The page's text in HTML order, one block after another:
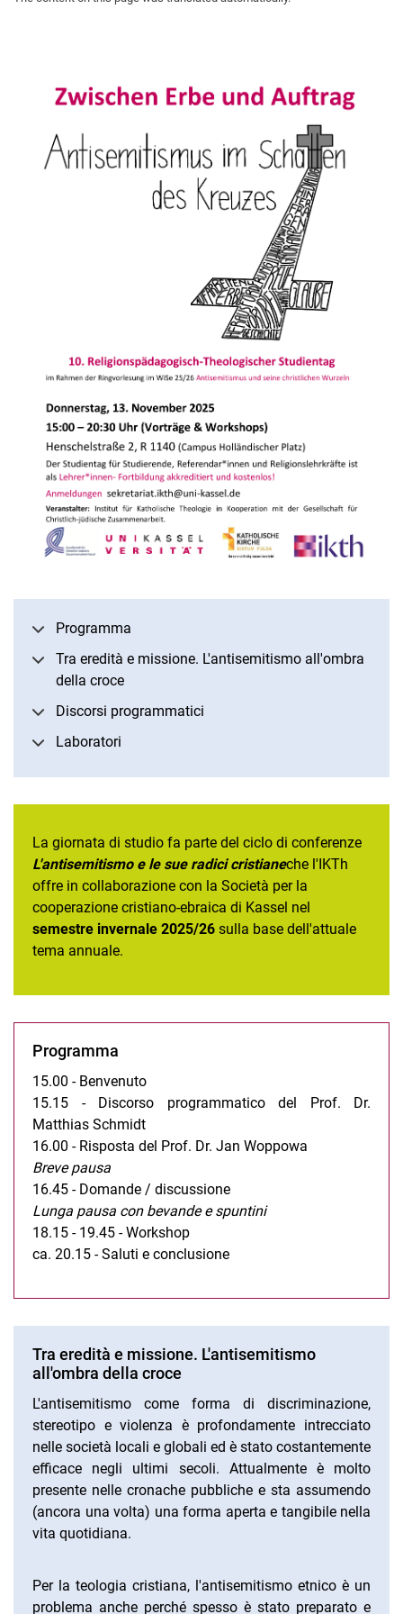
Programma
Tra eredità e missione. L'antisemitismo all'ombra
della croce
Discorsi programmatici
Laboratori
La giornata di studio fa parte del ciclo di conferenze
L'antisemitismo e le sue radici cristianeche l'IKTh
offre in collaborazione con la Società per la
cooperazione cristiano-ebraica di Kassel nel
semestre invernale 2025/26 sulla base dell'attuale
tema annuale.
Programma
15.00 - Benvenuto
15.15 - Discorso programmatico del Prof. Dr.
Matthias Schmidt
16.00 - Risposta del Prof. Dr. Jan Woppowa
Breve pausa
16.45 - Domande / discussione
Lunga pausa con bevande e spuntini
18.15 - 19.45 - Workshop
ca. 20.15 - Saluti e conclusione
Tra eredità e missione. L'antisemitismo
all'ombra della croce
L'antisemitismo come forma di discriminazione,
stereotipo e violenza è profondamente intrecciato
nelle società locali e globali ed è stato costantemente
efficace negli ultimi secoli. Attualmente è molto
presente nelle cronache pubbliche e sta assumendo
(ancora una volta) una forma aperta e tangibile nella
vita quotidiana.
Per la teologia cristiana, l'antisemitismo etnico è un
problema anche perché spesso è stato preparato e